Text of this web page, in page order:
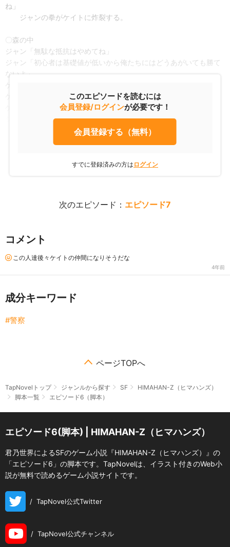
ね」
ジャンの拳がケイトに炸裂する。
〇森の中
ジャン「無駄な抵抗はやめてね」
ジャン「初心者は基礎値が低いから俺たちにはどうあがいても勝て
ないよ」
ケイト「そんなことより、約束は守ってもらうからね」
ケイト「僕が２人分払うから、その人には手を出さないって」
ジャン「俺もそこまで悪党じゃない。 男の約束は守るよ」
このエピソードを読むには
会員登録/ログインが必要です！
会員登録する（無料）
すでに登録済みの方は ログイン
次のエピソード： エピソード7
コメント
この人達後々ケイトの仲間になりそうだな
4年前
成分キーワード
警察
ページTOPへ
TapNovelトップ ジャンルから探す SF
HIMAHAN-Z（ヒマハンズ）
脚本一覧
エピソード6（脚本）
エピソード6(脚本) | HIMAHAN-Z（ヒマハンズ）
君乃世界によるSFのゲーム小説『HIMAHAN-Z（ヒマハンズ）』の
「エピソード6」の脚本です。TapNovelは、イラスト付きのWeb小
説が無料で読めるゲーム小説サイトです。
/ TapNovel公式Twitter
/ TapNovel公式チャンネル